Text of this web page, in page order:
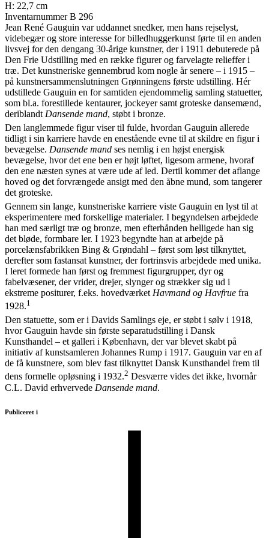
H: 22,7 cm
Inventarnummer B 296
Jean René Gauguin var uddannet snedker, men hans rejselyst,
videbegær og store interesse for billedhuggerkunst førte til en anden
livsvej for den dengang 30-årige kunstner, der i 1911 debuterede på
Den Frie Udstilling med en række figurer og farvelagte relieffer i
træ. Det kunstneriske gennembrud kom nogle år senere – i 1915 –
på kunstnersammenslutningen Grønningens første udstilling. Hér
udstillede Gauguin en for samtiden ejendommelig samling statuetter,
som bl.a. forestillede kentaurer, jockeyer samt groteske dansemænd,
deriblandt Dansende mand, støbt i bronze.
Den langlemmede figur viser til fulde, hvordan Gauguin allerede
tidligt i sin karriere havde en enestående evne til at skildre en figur i
bevægelse. Dansende mand ses nemlig i en højst energisk
bevægelse, hvor det ene ben er højt løftet, ligesom armene, hvoraf
den ene næsten synes at være ude af led. Dertil kommer det aflange
hoved og det forvrængede ansigt med den åbne mund, som tangerer
det groteske.
Gennem sin lange, kunstneriske karriere viste Gauguin en lyst til at
eksperimentere med forskellige materialer. I begyndelsen arbejdede
han med særligt træ og bronze, men efterhånden helligede han sig
det bløde, formbare ler. I 1923 begyndte han at arbejde på
porcelænsfabrikken Bing & Grøndahl – først som løst tilknyttet,
derefter som fastansat kunstner, der fortrinsvis arbejdede med unika.
I leret formede han først og fremmest figurgrupper, dyr og
fabelvæsener, der vrider, drejer, slynger og strækker sig ud i
ekstreme positurer, f.eks. hovedværket Havmand og Havfrue fra
1928.1
Den statuette, som er i Davids Samlings eje, er støbt i sølv i 1918,
hvor Gauguin havde sin første separatudstilling i Dansk
Kunsthandel – et galleri i København, der var blevet skabt på
initiativ af kunstsamleren Johannes Rump i 1917. Gauguin var en af
de få kunstnere, som blev fast tilknyttet Dansk Kunsthandel frem til
dens formelle opløsning i 1932.2 Desværre vides det ikke, hvornår
C.L. David erhvervede Dansende mand.
Publiceret i